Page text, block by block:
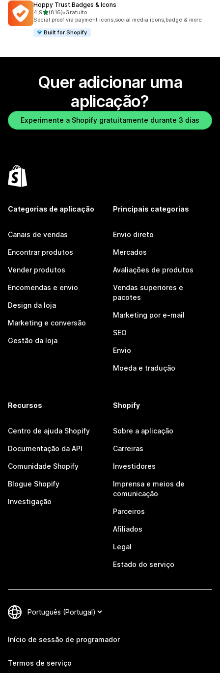
Hoppy Trust Badges & Icons
4,9de 5 estrelas
(816)
816 total de avaliações
•Gratuito
Social proof via payment icons,social media icons,badge & more
Built for Shopify
Quer adicionar uma
aplicação?
Experimente a Shopify gratuitamente durante 3 dias
Categorias de aplicação
Canais de vendas
Encontrar produtos
Vender produtos
Encomendas e envio
Design da loja
Marketing e conversão
Gestão da loja
Principais categorias
Envio direto
Mercados
Avaliações de produtos
Vendas superiores e
pacotes
Marketing por e-mail
SEO
Envio
Moeda e tradução
Recursos
Centro de ajuda Shopify
Documentação da API
Comunidade Shopify
Blogue Shopify
Investigação
Shopify
Sobre a aplicação
Carreiras
Investidores
Imprensa e meios de
comunicação
Parceiros
Afiliados
Legal
Estado do serviço
Início de sessão de programador
Termos de serviço